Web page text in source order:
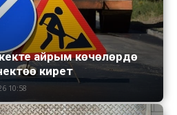
айрым көчөлөрдө
кирет
10:58